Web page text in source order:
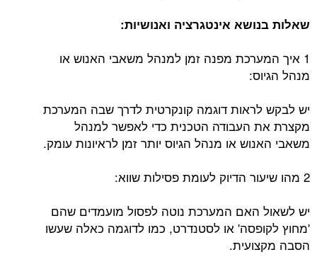
שאלות בנושא אינטגרציה ואנושיות:
1 איך המערכת מפנה זמן למנהל משאבי האנוש או
מנהל הגיוס:
יש לבקש לראות דוגמה קונקרטית לדרך שבה המערכת
מקצרת את העבודה הטכנית כדי לאפשר למנהל
משאבי האנוש או מנהל הגיוס יותר זמן לראיונות עומק.
2 מהו שיעור הדיוק לעומת פסילות שווא:
יש לשאול האם המערכת נוטה לפסול מועמדים שהם
'מחוץ לקופסה' או לסטנדרט, כמו לדוגמה כאלה שעשו
הסבה מקצועית.